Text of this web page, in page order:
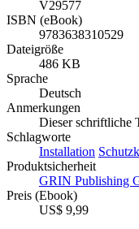
V29577
ISBN (eBook)
9783638310529
Dateigröße
486 KB
Sprache
Deutsch
Anmerkungen
Dieser schriftliche
Schlagworte
Installation
Produktsicherheit
GRIN Publishing
Preis (Ebook)
US$ 9,99